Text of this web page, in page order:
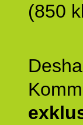
(850